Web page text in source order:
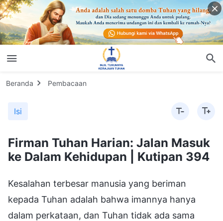
Beranda Pembacaan
Isi
Firman Tuhan Harian: Jalan Masuk
ke Dalam Kehidupan | Kutipan 394
Kesalahan terbesar manusia yang beriman
kepada Tuhan adalah bahwa imannya hanya
dalam perkataan, dan Tuhan tidak ada sama